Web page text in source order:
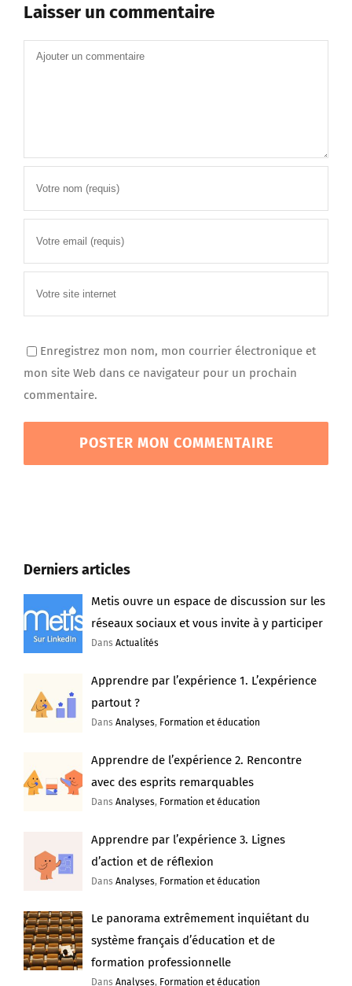
Laisser un commentaire
Commentaire
Enregistrez mon nom, mon courrier électronique et
mon site Web dans ce navigateur pour un prochain
commentaire.
Derniers articles
Metis ouvre un espace de discussion sur les
réseaux sociaux et vous invite à y participer
DansActualités
Apprendre par l’expérience 1. L’expérience
partout ?
DansAnalyses, Formation et éducation
Apprendre de l’expérience 2. Rencontre
avec des esprits remarquables
DansAnalyses, Formation et éducation
Apprendre par l’expérience 3. Lignes
d’action et de réflexion
DansAnalyses, Formation et éducation
Le panorama extrêmement inquiétant du
système français d’éducation et de
formation professionnelle
DansAnalyses, Formation et éducation